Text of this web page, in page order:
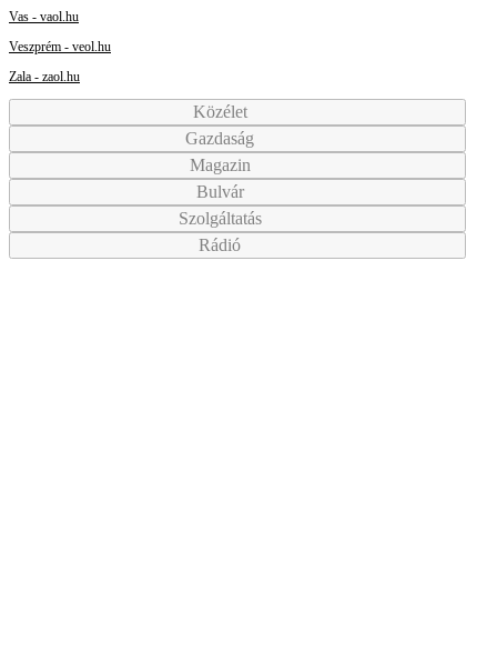
Vas - vaol.hu
Veszprém - veol.hu
Zala - zaol.hu
Közélet
Gazdaság
Magazin
Bulvár
Szolgáltatás
Rádió